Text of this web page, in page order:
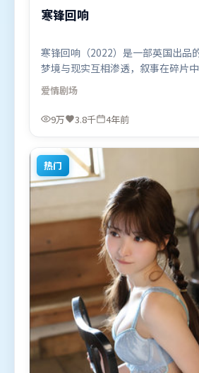
寒锋回响
寒锋回响（2022）是一部英国出品
梦境与现实互相渗透，叙事在碎片
回味空间。类型元素被重新组合，既
突破套路。由徐克执导，赵丽颖、王
张译、堺雅人等联袂出演。影片于
观众观看。
爱情剧场
9万 3.8千 4年前
热门